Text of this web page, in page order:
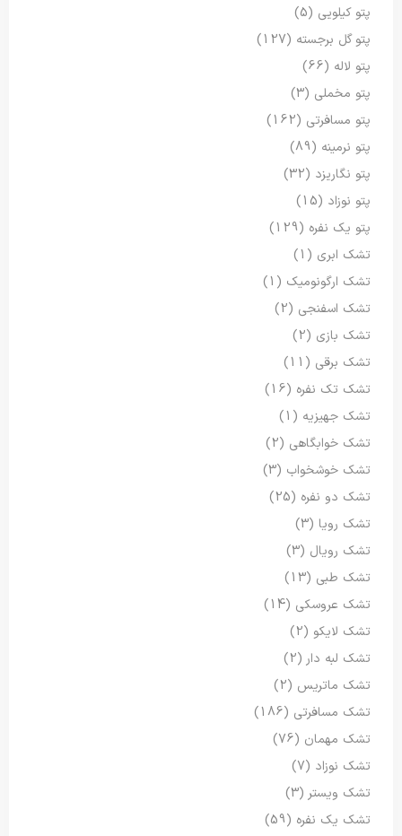
پتو کیلویی (5)
پتو گل برجسته (127)
پتو لاله (66)
پتو مخملی (3)
پتو مسافرتی (162)
پتو نرمینه (89)
پتو نگاریزد (32)
پتو نوزاد (15)
پتو یک نفره (129)
تشک ابری (1)
تشک ارگونومیک (1)
تشک اسفنجی (2)
تشک بازی (2)
تشک برقی (11)
تشک تک نفره (16)
تشک جهیزیه (1)
تشک خوابگاهی (2)
تشک خوشخواب (3)
تشک دو نفره (25)
تشک رویا (3)
تشک رویال (3)
تشک طبی (13)
تشک عروسکی (14)
تشک لایکو (2)
تشک لبه دار (2)
تشک ماتریس (2)
تشک مسافرتی (186)
تشک مهمان (76)
تشک نوزاد (7)
تشک ویستر (3)
تشک یک نفره (59)